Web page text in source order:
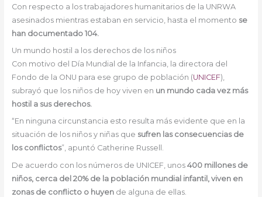
Con respecto a los trabajadores humanitarios de la UNRWA
asesinados mientras estaban en servicio, hasta el momento se
han documentado 104.
Un mundo hostil a los derechos de los niños
Con motivo del Día Mundial de la Infancia, la directora del
Fondo de la ONU para ese grupo de población (UNICEF),
subrayó que los niños de hoy viven en un mundo cada vez más
hostil a sus derechos.
“En ninguna circunstancia esto resulta más evidente que en la
situación de los niños y niñas que sufren las consecuencias de
los conflictos”, apuntó Catherine Russell.
De acuerdo con los números de UNICEF, unos 400 millones de
niños, cerca del 20% de la población mundial infantil, viven en
zonas de conflicto o huyende alguna de ellas.